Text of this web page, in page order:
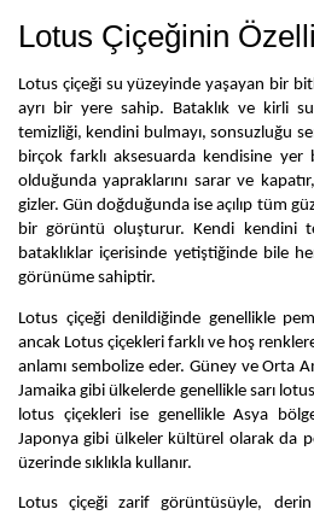
Lotus Çiçeğinin
Lotus çiçeği su yüzeyinde yaşayan bir
ayrı bir yere sahip. Bataklık ve kirli
temizliği, kendini bulmayı, sonsuzluğu
birçok farklı aksesuarda kendisine yer
olduğunda yapraklarını sarar ve
gizler. Gün doğduğunda ise açılıp tüm
bir görüntü oluşturur. Kendi kendini
bataklıklar içerisinde yetiştiğinde bile
görünüme sahiptir.
Lotus çiçeği denildiğinde genellikle
ancak Lotus çiçekleri farklı ve hoş
anlamı sembolize eder. Güney ve Orta
Jamaika gibi ülkelerde genellikle sarı
lotus çiçekleri ise genellikle Asya
Japonya gibi ülkeler kültürel olarak da
üzerinde sıklıkla kullanır.
Lotus çiçeği zarif görüntüsüyle,